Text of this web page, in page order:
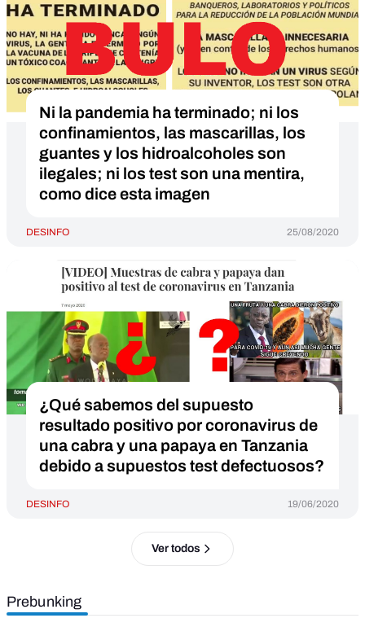
Ni la pandemia ha terminado; ni los
confinamientos, las mascarillas, los
guantes y los hidroalcoholes son
ilegales; ni los test son una mentira,
como dice esta imagen
DESINFO 25/08/2020
¿Qué sabemos del supuesto
resultado positivo por coronavirus de
una cabra y una papaya en Tanzania
debido a supuestos test defectuosos?
DESINFO 19/06/2020
Ver todos
Prebunking